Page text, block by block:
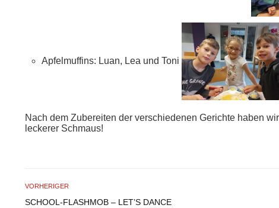
Apfelmuffins: Luan, Lea und Toni
Nach dem Zubereiten der verschiedenen Gerichte haben
leckerer Schmaus!
VORHERIGER
SCHOOL-FLASHMOB – LET’S DANCE